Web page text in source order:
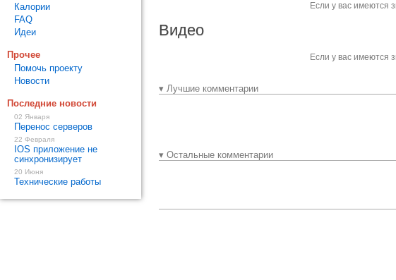
Если у вас имеются
Видео
Если у вас имеются
▾ Лучшие комментарии
▾ Остальные комментарии
Калории
FAQ
Идеи
Прочее
Помочь проекту
Новости
Последние новости
02 Января
Перенос серверов
22 Февраля
IOS приложение не
синхронизирует
20 Июня
Технические работы